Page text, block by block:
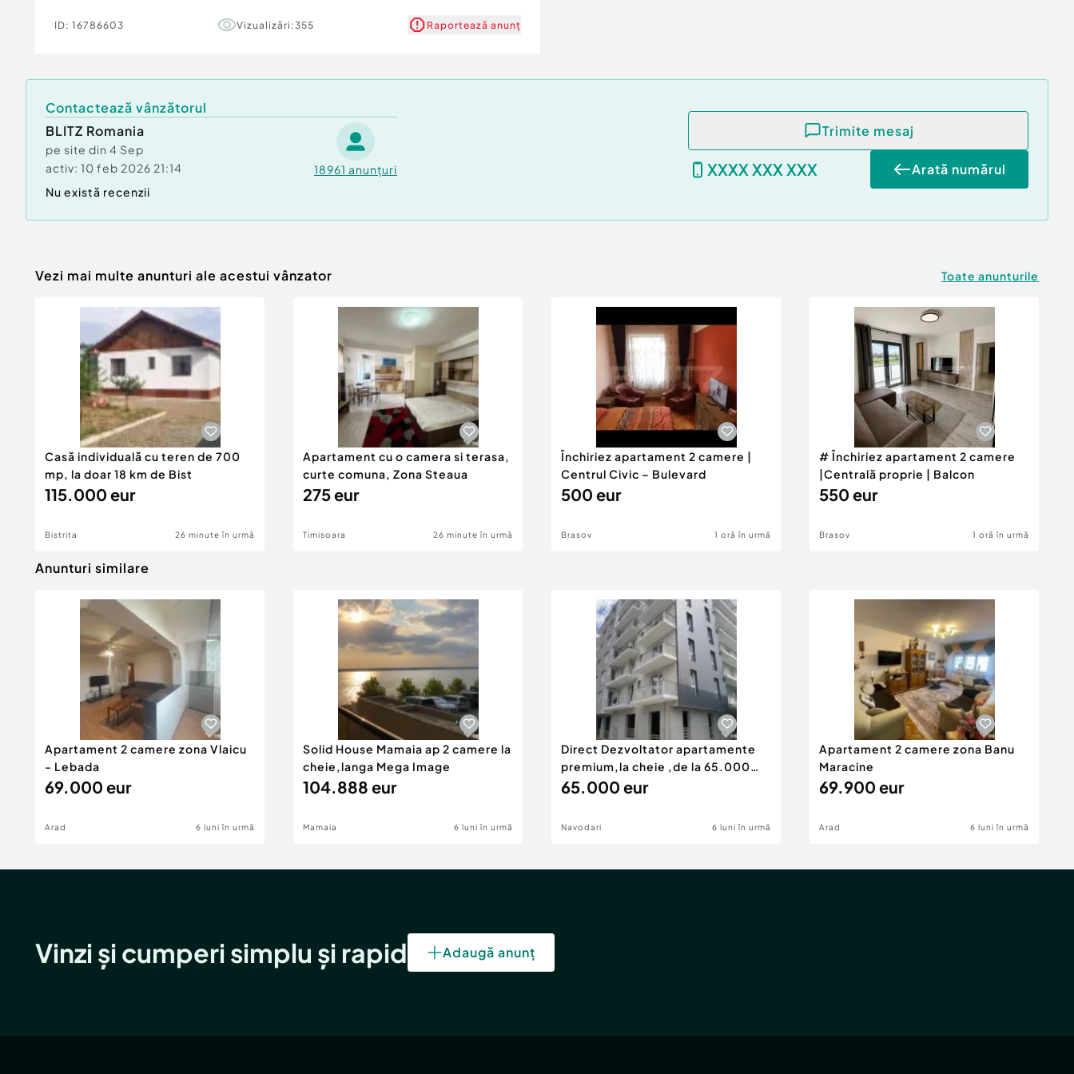
Număr Băi:
ID: 16786603 Vizualizări:355 Raportează anunț
Contactează vânzătorul
BLITZ Romania
pe site din 4 Sep
activ: 10 feb 2026 21:14 18961 anunțuri
Nu există recenzii
Trimite mesaj
XXXX XXX XXX Arată numărul
Vezi mai multe anunturi ale acestui vânzator Toate anunturile
Casă individuală cu teren de 700
mp, la doar 18 km de Bist
115.000 eur
Bistrita 26 minute în urmă
Apartament cu o camera si terasa,
curte comuna, Zona Steaua
275 eur
Timisoara 26 minute în urmă
Închiriez apartament 2 camere |
Centrul Civic – Bulevard
500 eur
Brasov 1 oră în urmă
# Închiriez apartament 2 camere
|Centrală proprie | Balcon
550 eur
Brasov 1 oră în urmă
Anunturi similare
Apartament 2 camere zona Vlaicu
- Lebada
69.000 eur
Arad 6 luni în urmă
Solid House Mamaia ap 2 camere la
cheie,langa Mega Image
104.888 eur
Mamaia 6 luni în urmă
Direct Dezvoltator apartamente
premium,la cheie ,de la 65.000
eur
65.000 eur
Navodari 6 luni în urmă
Apartament 2 camere zona Banu
Maracine
69.900 eur
Arad 6 luni în urmă
Vinzi și cumperi simplu și rapid Adaugă anunț